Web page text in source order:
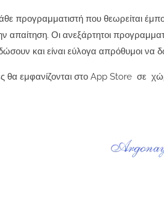
προγραμματιστή που θεωρείται
απαίτηση. Οι ανεξάρτητοι
και είναι εύλογα απρόθυμοι να
θα εμφανίζονται στο App Store σε